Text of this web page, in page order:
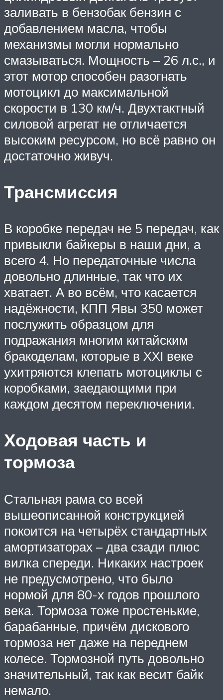
заливать в бензобак бензин с
добавлением масла, чтобы
механизмы могли нормально
смазываться. Мощность – 26 л.с., и
этот мотор способен разогнать
мотоцикл до максимальной
скорости в 130 км/ч. Двухтактный
силовой агрегат не отличается
высоким ресурсом, но всё равно он
достаточно живуч.
Трансмиссия
В коробке передач не 5 передач, как
привыкли байкеры в наши дни, а
всего 4. Но передаточные числа
довольно длинные, так что их
хватает. А во всём, что касается
надёжности, КПП Явы 350 может
послужить образцом для
подражания многим китайским
бракоделам, которые в XXI веке
ухитряются клепать мотоциклы с
коробками, заедающими при
каждом десятом переключении.
Ходовая часть и
тормоза
Стальная рама со всей
вышеописанной конструкцией
покоится на четырёх стандартных
амортизаторах – два сзади плюс
вилка спереди. Никаких настроек
не предусмотрено, что было
нормой для 80-х годов прошлого
века. Тормоза тоже простенькие,
барабанные, причём дискового
тормоза нет даже на переднем
колесе. Тормозной путь довольно
значительный, так как весит байк
немало.